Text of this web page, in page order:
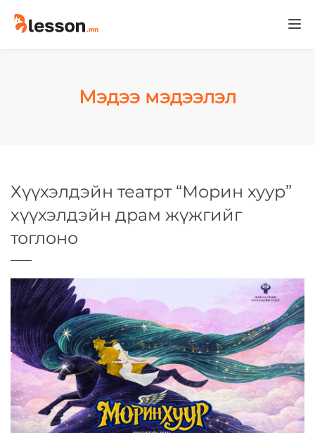
Мэдээ мэдээлэл
Хүүхэлдэйн театрт “Морин хуур”
хүүхэлдэйн драм жүжгийг
тоглоно